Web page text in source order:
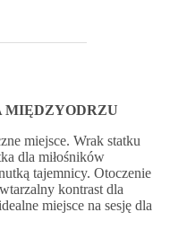
MIĘDZYODRZU
miejsce. Wrak statku
dla miłośników
tajemnicy. Otoczenie
kontrast dla
miejsce na sesję dla